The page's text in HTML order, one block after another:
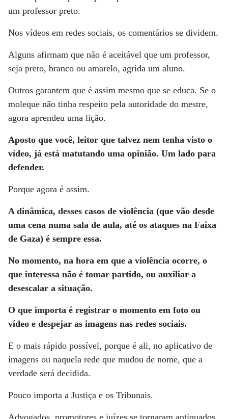
um professor preto.
Nos vídeos em redes sociais, os comentários se dividem.
Alguns afirmam que não é aceitável que um professor,
seja preto, branco ou amarelo, agrida um aluno.
Outros garantem que é assim mesmo que se educa. Se o
moleque não tinha respeito pela autoridade do mestre,
agora aprendeu uma lição.
Aposto que você, leitor que talvez nem tenha visto o
vídeo, já está matutando uma opinião. Um lado para
defender.
Porque agora é assim.
A dinâmica, desses casos de violência (que vão desde
uma cena numa sala de aula, até os ataques na Faixa
de Gaza) é sempre essa.
No momento, na hora em que a violência ocorre, o
que interessa não é tomar partido, ou auxiliar a
desescalar a situação.
O que importa é registrar o momento em foto ou
vídeo e despejar as imagens nas redes sociais.
E o mais rápido possível, porque é ali, no aplicativo de
imagens ou naquela rede que mudou de nome, que a
verdade será decidida.
Pouco importa a Justiça e os Tribunais.
Advogados, promotores e juízes se tornaram antiquados